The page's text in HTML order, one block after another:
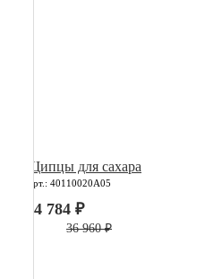
Щипцы для сахара
Арт.: 40110020А05
14 784 ₽
36 960 ₽